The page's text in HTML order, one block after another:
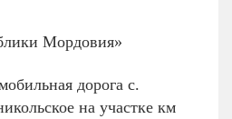
Мордовия»
дорога с.
на участке км